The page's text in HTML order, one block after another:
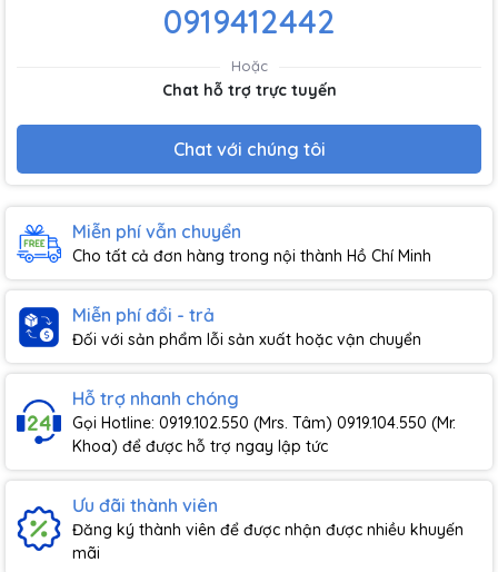
0919412442
Hoặc
Chat hỗ trợ trực tuyến
Chat với chúng tôi
Miễn phí vẫn chuyển
Cho tất cả đơn hàng trong nội thành Hồ Chí Minh
Miễn phí đổi - trả
Đối với sản phẩm lỗi sản xuất hoặc vận chuyển
Hỗ trợ nhanh chóng
Gọi Hotline: 0919.102.550 (Mrs. Tâm) 0919.104.550 (Mr.
Khoa) để được hỗ trợ ngay lập tức
Ưu đãi thành viên
Đăng ký thành viên để được nhận được nhiều khuyến
mãi